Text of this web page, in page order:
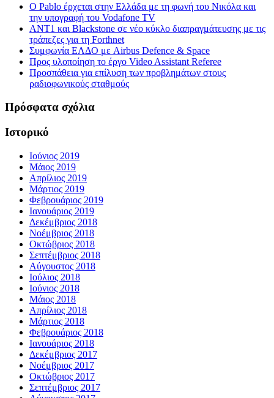
Ο Pablo έρχεται στην Ελλάδα με τη φωνή του Νικόλα και
την υπογραφή του Vodafone TV
ΑΝΤ1 και Blackstone σε νέο κύκλο διαπραγμάτευσης με τις
τράπεζες για τη Forthnet
Συμφωνία ΕΛΔΟ με Airbus Defence & Space
Προς υλοποίηση το έργο Video Assistant Referee
Προσπάθεια για επίλυση των προβλημάτων στους
ραδιοφωνικούς σταθμούς
Πρόσφατα σχόλια
Ιστορικό
Ιούνιος 2019
Μάιος 2019
Απρίλιος 2019
Μάρτιος 2019
Φεβρουάριος 2019
Ιανουάριος 2019
Δεκέμβριος 2018
Νοέμβριος 2018
Οκτώβριος 2018
Σεπτέμβριος 2018
Αύγουστος 2018
Ιούλιος 2018
Ιούνιος 2018
Μάιος 2018
Απρίλιος 2018
Μάρτιος 2018
Φεβρουάριος 2018
Ιανουάριος 2018
Δεκέμβριος 2017
Νοέμβριος 2017
Οκτώβριος 2017
Σεπτέμβριος 2017